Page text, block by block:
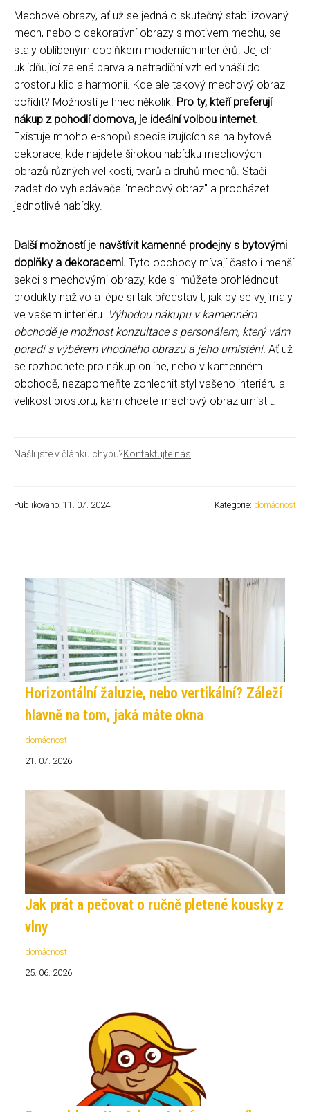
Mechové obrazy, ať už se jedná o skutečný stabilizovaný
mech, nebo o dekorativní obrazy s motivem mechu, se
staly oblíbeným doplňkem moderních interiérů. Jejich
uklidňující zelená barva a netradiční vzhled vnáší do
prostoru klid a harmonii. Kde ale takový mechový obraz
pořídit? Možností je hned několik. Pro ty, kteří preferují
nákup z pohodlí domova, je ideální volbou internet.
Existuje mnoho e-shopů specializujících se na bytové
dekorace, kde najdete širokou nabídku mechových
obrazů různých velikostí, tvarů a druhů mechů. Stačí
zadat do vyhledávače "mechový obraz" a procházet
jednotlivé nabídky.
Další možností je navštívit kamenné prodejny s bytovými
doplňky a dekoracemi. Tyto obchody mívají často i menší
sekci s mechovými obrazy, kde si můžete prohlédnout
produkty naživo a lépe si tak představit, jak by se vyjímaly
ve vašem interiéru. Výhodou nákupu v kamenném
obchodě je možnost konzultace s personálem, který vám
poradí s výběrem vhodného obrazu a jeho umístění. Ať už
se rozhodnete pro nákup online, nebo v kamenném
obchodě, nezapomeňte zohlednit styl vašeho interiéru a
velikost prostoru, kam chcete mechový obraz umístit.
Našli jste v článku chybu?Kontaktujte nás
Publikováno: 11. 07. 2024 Kategorie: domácnost
Horizontální žaluzie, nebo vertikální? Záleží
hlavně na tom, jaká máte okna
domácnost
21. 07. 2026
Jak prát a pečovat o ručně pletené kousky z
vlny
domácnost
25. 06. 2026